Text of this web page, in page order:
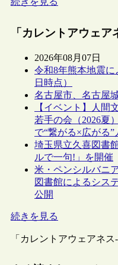
「カレントアウェ
2026年08月07日
令和8年熊本地震
日時点）
名古屋市、名古屋
【イベント】人間
若手の会（2026夏
で“繋がる×広がる
埼玉県立久喜図書
ルで一句!」を開催
米・ペンシルバニ
図書館によるシス
公開
続きを見る
「カレントアウェアネス